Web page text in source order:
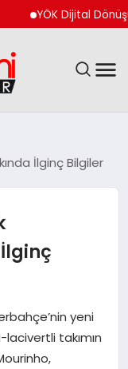
YÖK Dijital Dönüşüm
İlginç Bilgiler
yeni
takımın